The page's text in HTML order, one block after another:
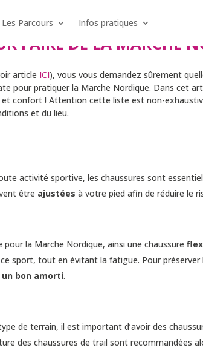
Les Parcours Infos pratiques
FAIRE DE LA MARCHE
article ICI), vous vous demandez sûrement
pour pratiquer la Marche Nordique. Dans cet
et confort ! Attention cette liste est non-
et du lieu.
activité sportive, les chaussures sont
être ajustées à votre pied afin de réduire le
la Marche Nordique, ainsi une chaussure
sport, tout en évitant la fatigue. Pour préserver
un bon amorti.
de terrain, il est important d’avoir des
des chaussures de trail sont recommandées